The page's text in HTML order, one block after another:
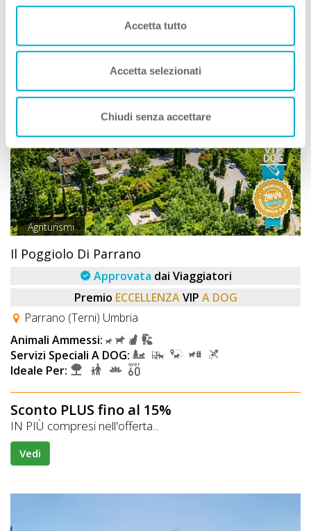
Accetta tutto
Accetta selezionati
Chiudi senza accettare
IN PIÙ compresi nell'offerta...
OFFERTA SHOCKPLUS
Agriturismi
Il Poggiolo Di Parrano
Approvata dai Viaggiatori
Premio ECCELLENZA VIP A DOG
Parrano (Terni) Umbria
Animali Ammessi:
Servizi Speciali A DOG:
Ideale Per:
Sconto PLUS fino al 15%
IN PIÙ compresi nell'offerta...
Vedi